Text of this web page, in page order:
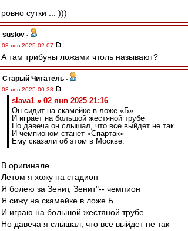
ровно сутки ... )))
suslov -
03 янв 2025 02:07
А там трибуны ложами чтоль называют?
Старый Читатель -
03 янв 2025 00:38
slava1 » 02 янв 2025 21:16
Он сидит на скамейке в ложе «Б»
И играет на большой жестяной трубе
Но давеча он слышал, что все выйдет не так
И чемпионом станет «Спартак»
Ему сказали об этом в Москве.
В оригинале ...
Летом я хожу на стадион
Я болею за Зенит, Зенит"-- чемпион
Я сижу на скамейке в ложе Б
И играю на большой жестяной трубе
Но давеча я слышал, что все выйдет не так